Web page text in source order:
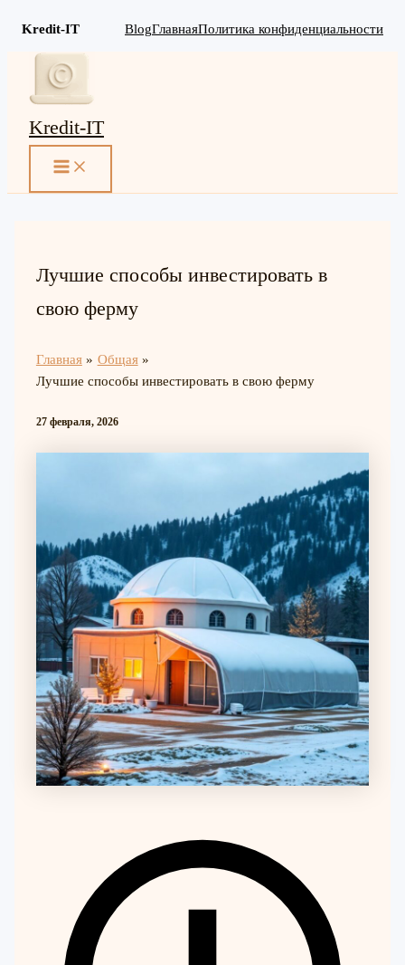
Kredit-IT BlogГлавнаяПолитика конфиденциальности
Перейти
содержимому
Kredit-IT
MAIN
Лучшие способы инвестировать в
свою ферму
Главная
Общая
Лучшие способы инвестировать в свою ферму
27 февраля, 2026